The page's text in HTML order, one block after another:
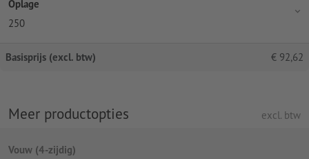
Oplage
250
Basisprijs (excl. btw) € 92,62
Meer productopties excl. btw
Vouw (4-zijdig)